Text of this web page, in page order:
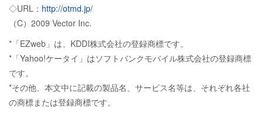
◇URL： http://otmd.jp/
（C）2009 Vector Inc.
*「EZweb」は、KDDI株式会社の登録商標です。
*「Yahoo!ケータイ」はソフトバンクモバイル株式会社の登録商標
です。
*その他、本文中に記載の製品名、サービス名等は、それぞれ各社
の商標または登録商標です。